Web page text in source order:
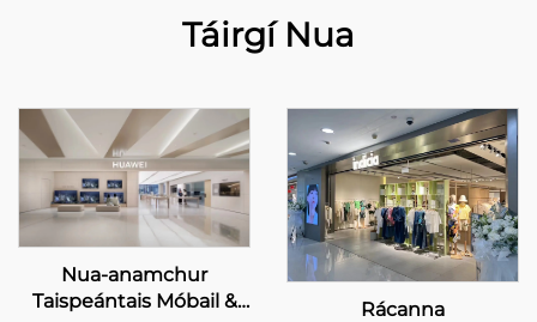
Táirgí Nua
Nua-anamchur
Taispeántais Móbail &
Rácanna